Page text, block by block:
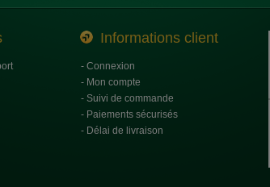
Informations client
- Connexion
- Mon compte
- Suivi de commande
- Paiements sécurisés
- Délai de livraison